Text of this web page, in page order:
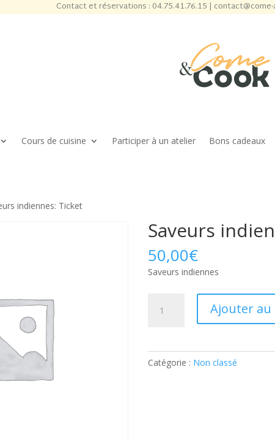
Contact et réservations : 04.75.41.76.15 |
Cours de cuisine Participer à un atelier Bons cadeaux
indiennes: Ticket
Saveurs
50,00€
Saveurs indiennes
Ajouter
Catégorie : Non classé